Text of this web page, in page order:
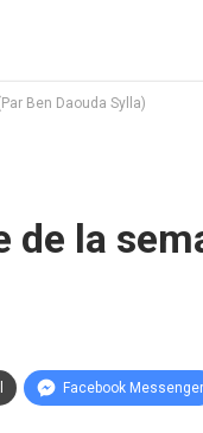
Ben Daouda Sylla)
la
Facebook Messenger